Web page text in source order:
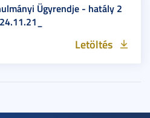
Ügyrendje - hatály 2
Letöltés